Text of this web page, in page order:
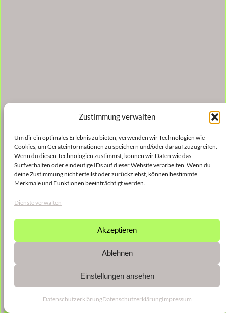
Zustimmung verwalten
Um dir ein optimales Erlebnis zu bieten, verwenden wir Technologien wie
Cookies, um Geräteinformationen zu speichern und/oder darauf zuzugreifen.
Wenn du diesen Technologien zustimmst, können wir Daten wie das
Surfverhalten oder eindeutige IDs auf dieser Website verarbeiten. Wenn du
deine Zustimmung nicht erteilst oder zurückziehst, können bestimmte
Merkmale und Funktionen beeinträchtigt werden.
Dienste verwalten
Akzeptieren
Ablehnen
Einstellungen ansehen
DatenschutzerklärungDatenschutzerklärungImpressum